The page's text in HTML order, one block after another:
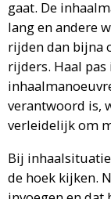
gaat. De
lang en andere
rijden dan bijna
rijders. Haal
verantwoord is,
verleidelijk om
Bij
de hoek kijken.